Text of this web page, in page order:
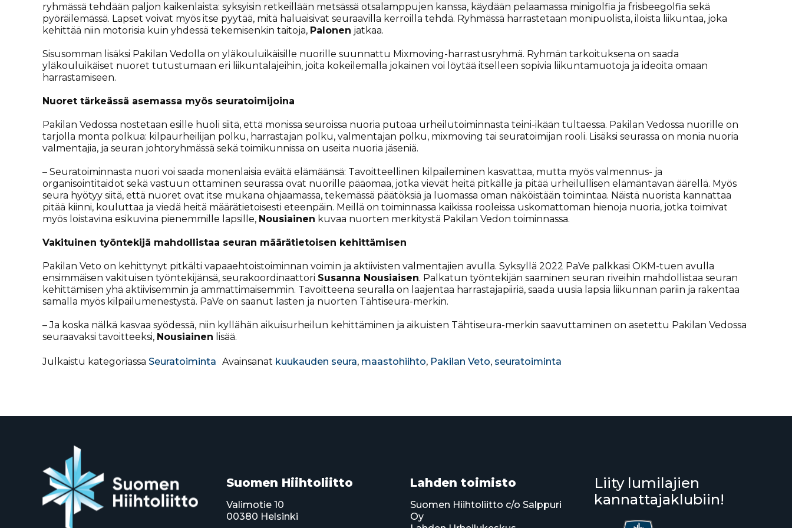
ryhmässä tehdään paljon kaikenlaista: syksyisin retkeillään metsässä otsalamppujen kanssa, käydään pelaamassa minigolfia ja frisbeegolfia sekä
pyöräilemässä. Lapset voivat myös itse pyytää, mitä haluaisivat seuraavilla kerroilla tehdä. Ryhmässä harrastetaan monipuolista, iloista liikuntaa, joka
kehittää niin motorisia kuin yhdessä tekemisenkin taitoja, Palonen jatkaa.
Sisusomman lisäksi Pakilan Vedolla on yläkouluikäisille nuorille suunnattu Mixmoving-harrastusryhmä. Ryhmän tarkoituksena on saada
yläkouluikäiset nuoret tutustumaan eri liikuntalajeihin, joita kokeilemalla jokainen voi löytää itselleen sopivia liikuntamuotoja ja ideoita omaan
harrastamiseen.
Nuoret tärkeässä asemassa myös seuratoimijoina
Pakilan Vedossa nostetaan esille huoli siitä, että monissa seuroissa nuoria putoaa urheilutoiminnasta teini-ikään tultaessa. Pakilan Vedossa nuorille on
tarjolla monta polkua: kilpaurheilijan polku, harrastajan polku, valmentajan polku, mixmoving tai seuratoimijan rooli. Lisäksi seurassa on monia nuoria
valmentajia, ja seuran johtoryhmässä sekä toimikunnissa on useita nuoria jäseniä.
– Seuratoiminnasta nuori voi saada monenlaisia eväitä elämäänsä: Tavoitteellinen kilpaileminen kasvattaa, mutta myös valmennus- ja
organisointitaidot sekä vastuun ottaminen seurassa ovat nuorille pääomaa, jotka vievät heitä pitkälle ja pitää urheilullisen elämäntavan äärellä. Myös
seura hyötyy siitä, että nuoret ovat itse mukana ohjaamassa, tekemässä päätöksiä ja luomassa oman näköistään toimintaa. Näistä nuorista kannattaa
pitää kiinni, kouluttaa ja viedä heitä määrätietoisesti eteenpäin. Meillä on toiminnassa kaikissa rooleissa uskomattoman hienoja nuoria, jotka toimivat
myös loistavina esikuvina pienemmille lapsille, Nousiainen kuvaa nuorten merkitystä Pakilan Vedon toiminnassa.
Vakituinen työntekijä mahdollistaa seuran määrätietoisen kehittämisen
Pakilan Veto on kehittynyt pitkälti vapaaehtoistoiminnan voimin ja aktiivisten valmentajien avulla. Syksyllä 2022 PaVe palkkasi OKM-tuen avulla
ensimmäisen vakituisen työntekijänsä, seurakoordinaattori Susanna Nousiaisen. Palkatun työntekijän saaminen seuran riveihin mahdollistaa seuran
kehittämisen yhä aktiivisemmin ja ammattimaisemmin. Tavoitteena seuralla on laajentaa harrastajapiiriä, saada uusia lapsia liikunnan pariin ja rakentaa
samalla myös kilpailumenestystä. PaVe on saanut lasten ja nuorten Tähtiseura-merkin.
– Ja koska nälkä kasvaa syödessä, niin kyllähän aikuisurheilun kehittäminen ja aikuisten Tähtiseura-merkin saavuttaminen on asetettu Pakilan Vedossa
seuraavaksi tavoitteeksi, Nousiainen lisää.
Julkaistu kategoriassa Seuratoiminta Avainsanat kuukauden seura, maastohiihto, Pakilan Veto, seuratoiminta
Suomen Hiihtoliitto
Valimotie 10
00380 Helsinki
Lahden toimisto
Suomen Hiihtoliitto c/o Salppuri
Oy
Liity lumilajien
kannattajaklubiin!